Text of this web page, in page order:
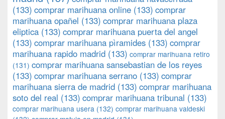
(133) comprar marihuana online (133) comprar
marihuana opañel (133) comprar marihuana plaza
eliptica (133) comprar marihuana puerta del angel
(133) comprar marihuana pìramides (133) comprar
marihuana rapido madrid (133) comprar marihuana retiro
(131) comprar marihuana sansebastian de los reyes
(133) comprar marihuana serrano (133) comprar
marihuana sierra de madrid (133) comprar marihuana
soto del real (133) comprar marihuana tribunal (133)
comprar marihuana usera (132) comprar marihuana valdeski